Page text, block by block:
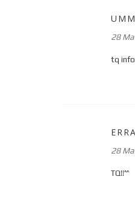
28
tq info
28
TQ!!^^